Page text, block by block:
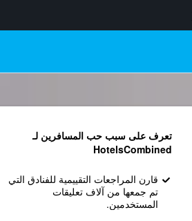
تعرف على سبب حب المسافرين لـ
HotelsCombined
قارن المراجعات التقييمية للفنادق التي
تم جمعها من آلاف تعليقات
المستخدمين.